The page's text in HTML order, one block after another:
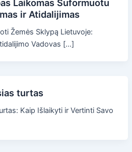
Laikomas Suformuotu
ir Atidalijimas
Žemės Sklypą Lietuvoje:
Vadovas […]
turtas
Kaip Išlaikyti ir Vertinti Savo